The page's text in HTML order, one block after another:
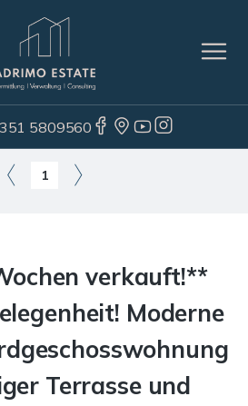
5809560
1
verkauft!**
Moderne
Terrasse und